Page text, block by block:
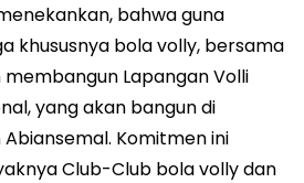
bahwa guna
khususnya bola volly, bersama
membangun Lapangan Volli
yang akan bangun di
Komitmen ini
Club-Club bola volly dan